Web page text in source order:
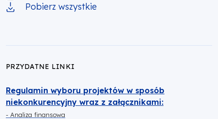
Pobierz wszystkie
PRZYDATNE LINKI
Regulamin wyboru projektów w sposób
niekonkurencyjny wraz z załącznikami:
- Analiza finansowa